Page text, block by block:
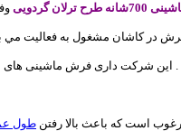
ترلان گردویی وفرش
فرش در کاشان مشغول به فعاليت مي
داری فرش ماشینی های
است که باعث بالا رفتن طول